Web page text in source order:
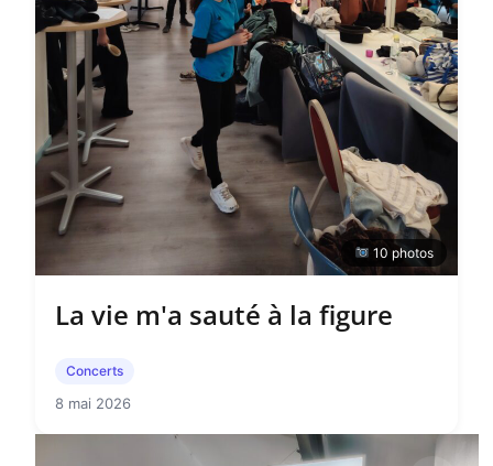
10 photos
La vie m'a sauté à la figure
Concerts
8 mai 2026